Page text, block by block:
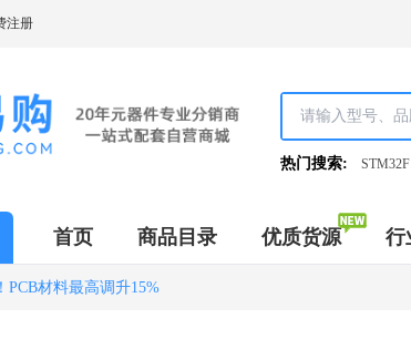
注册
热门搜索:
首页 商品目录 优质货源 行
PCB材料最高调升15%